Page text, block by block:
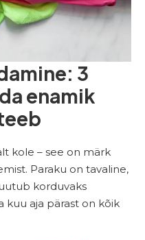
3
enamik
kole – see on märk
Paraku on tavaline,
korduvaks
kuu aja pärast on kõik